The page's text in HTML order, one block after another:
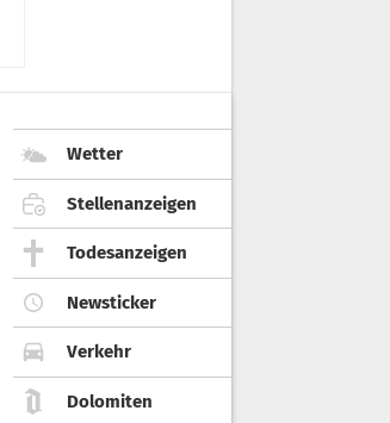
Wetter
Stellenanzeigen
Todesanzeigen
Newsticker
Verkehr
Dolomiten